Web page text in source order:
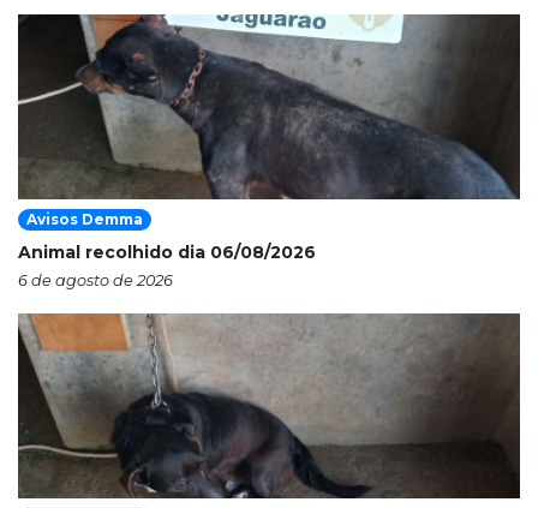
Avisos Demma
Animal recolhido dia 06/08/2026
6 de agosto de 2026